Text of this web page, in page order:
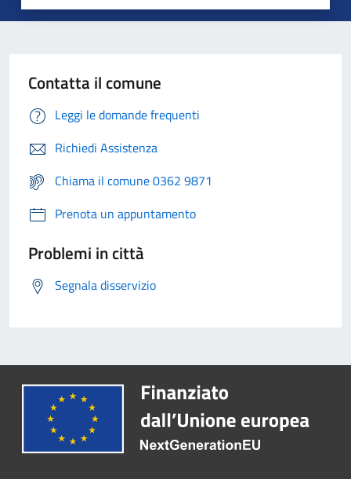
Contatta il comune
Leggi le domande frequenti
Richiedi Assistenza
Chiama il comune 0362 9871
Prenota un appuntamento
Problemi in città
Segnala disservizio